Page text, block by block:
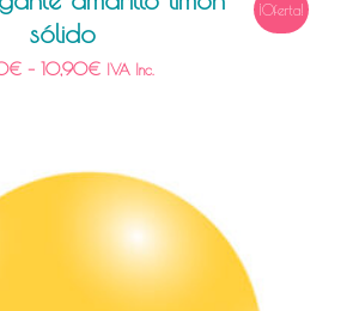
sólido
€ –10,90€ IVA Inc.
¡Oferta!